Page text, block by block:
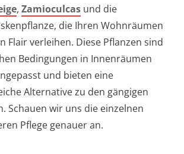
, Zamioculcas und die
die Ihren Wohnräumen
Flair verleihen. Diese Pflanzen sind
Bedingungen in Innenräumen
und bieten eine
Alternative zu den gängigen
Schauen wir uns die einzelnen
Pflege genauer an.